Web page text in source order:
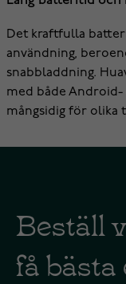
Det kraftfulla
användning,
snabbladdning.
med både Android-
mångsidig för olika
Beställ
få